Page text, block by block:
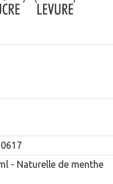
- Naturelle de menthe